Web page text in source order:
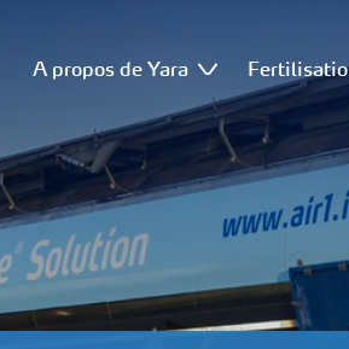
A propos de Yara